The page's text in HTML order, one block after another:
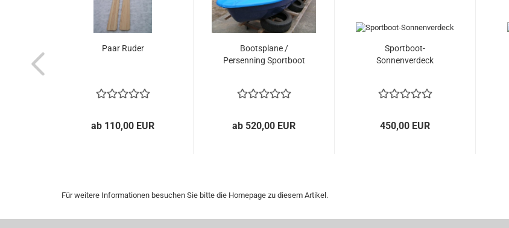
Paar Ruder
ab 110,00 EUR
Bootsplane /
Persenning Sportboot
ab 520,00 EUR
Sportboot-
Sonnenverdeck
450,00 EUR
Für weitere Informationen besuchen Sie bitte die Homepage zu diesem Artikel.